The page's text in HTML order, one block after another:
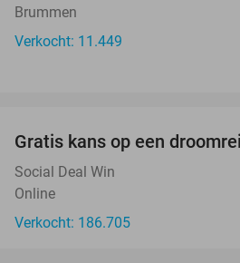
Brummen
Verkocht: 11.449
Gratis kans op een
Social Deal Win
Online
Verkocht: 186.705